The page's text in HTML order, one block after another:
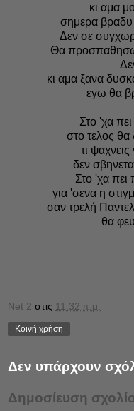
κι αμα
σημερα
Δεν σε
Θα προσπαθησω
κι αμα ξανα
εγω θα
Στο 'χα
στο τελος θα
τι
δεν
Στο 'χα πει
για 'σενα η
σαν τρελή
θα
Νet 2 στις 11:32 π.μ.
Κοινή χρήση
Δεν υπάρχουν
Δημοσίευση